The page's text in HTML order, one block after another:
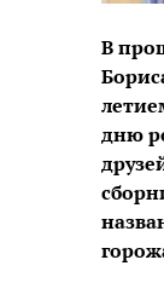
В
дню